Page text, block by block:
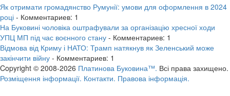
Як отримати громадянство Румунії: умови для оформлення в 2024
році - Комментариев: 1
На Буковині чоловіка оштрафували за організацію хресної ходи
УПЦ МП під час воєнного стану - Комментариев: 1
Відмова від Криму і НАТО: Трамп натякнув як Зеленський може
закінчити війну - Комментариев: 1
Copyright © 2008-2026 Платинова Буковина™. Всі права захищено.
Розміщення інформації. Контакти. Правова інформація.